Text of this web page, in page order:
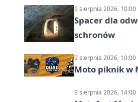
9 sierpnia 2026, 10:00
Spacer dla
schronów
9 sierpnia 2026, 10:00
Moto piknik w
9 sierpnia 2026, 14:00